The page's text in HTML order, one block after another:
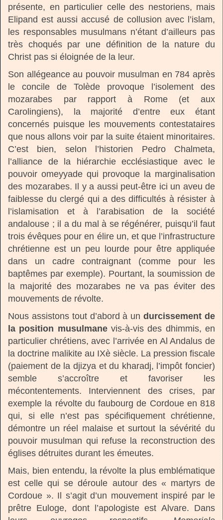
présente, en particulier celle des nestoriens, mais
Elipand est aussi accusé de collusion avec l’islam,
les responsables musulmans n’étant d’ailleurs pas
très choqués par une définition de la nature du
Christ pas si éloignée de la leur.
Son allégeance au pouvoir musulman en 784 après
le concile de Tolède provoque l’isolement des
mozarabes par rapport à Rome (et aux
Carolingiens), la majorité d’entre eux étant
concernés puisque les mouvements contestataires
que nous allons voir par la suite étaient minoritaires.
C’est bien, selon l’historien Pedro Chalmeta,
l’alliance de la hiérarchie ecclésiastique avec le
pouvoir omeyyade qui provoque la marginalisation
des mozarabes. Il y a aussi peut-être ici un aveu de
faiblesse du clergé qui a des difficultés à résister à
l’islamisation et à l’arabisation de la société
andalouse ; il a du mal à se régénérer, puisqu’il faut
trois évêques pour en élire un, et que l’infrastructure
chrétienne est un peu lourde pour être appliquée
dans un cadre contraignant (comme pour les
baptêmes par exemple). Pourtant, la soumission de
la majorité des mozarabes ne va pas éviter des
mouvements de révolte.
Nous assistons tout d’abord à undurcissement de
la position musulmanevis-à-vis des dhimmis, en
particulier chrétiens, avec l’arrivée en Al Andalus de
la doctrine malikite au IXè siècle. La pression fiscale
(paiement de la djizya et du kharadj, l’impôt foncier)
semble s’accroître et favoriser les
mécontentements. Interviennent des crises, par
exemple la révolte du faubourg de Cordoue en 818
qui, si elle n’est pas spécifiquement chrétienne,
démontre un réel malaise et surtout la sévérité du
pouvoir musulman qui refuse la reconstruction des
églises détruites durant les émeutes.
Mais, bien entendu, la révolte la plus emblématique
est celle qui se déroule autour des « martyrs de
Cordoue ». Il s’agit d’un mouvement inspiré par le
prêtre Euloge, dont l’apologiste est Alvare. Dans